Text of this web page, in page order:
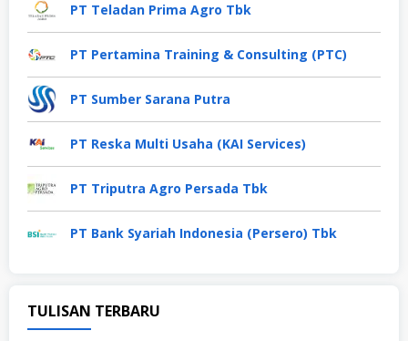
PT Teladan Prima Agro Tbk
PT Pertamina Training & Consulting (PTC)
PT Sumber Sarana Putra
PT Reska Multi Usaha (KAI Services)
PT Triputra Agro Persada Tbk
PT Bank Syariah Indonesia (Persero) Tbk
TULISAN TERBARU